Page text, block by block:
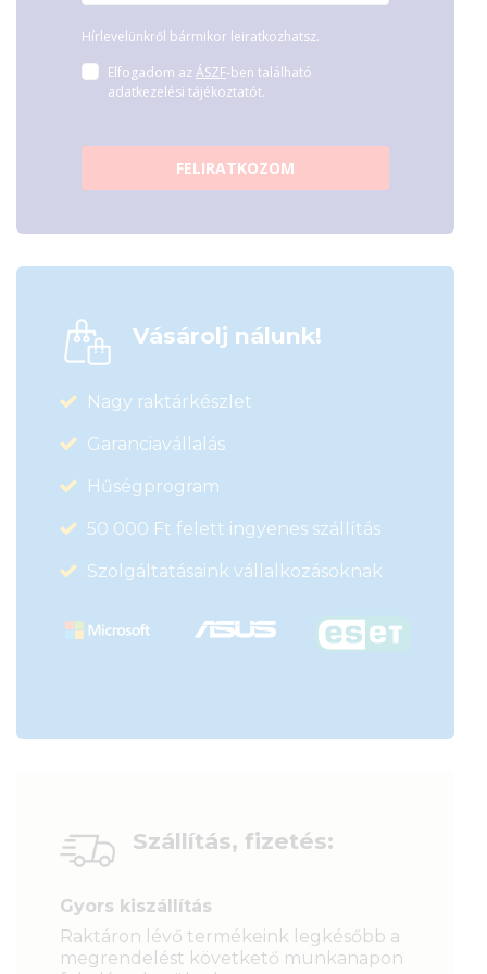
Hírlevelünkről bármikor leiratkozhatsz.
Elfogadom az ÁSZF-ben található
adatkezelési tájékoztatót.
FELIRATKOZOM
Vásárolj nálunk!
Nagy raktárkészlet
Garanciavállalás
Hűségprogram
50 000 Ft felett ingyenes szállítás
Szolgáltatásaink vállalkozásoknak
Szállítás, fizetés:
Gyors kiszállítás
Raktáron lévő termékeink legkésőbb a
megrendelést követkető munkanapon